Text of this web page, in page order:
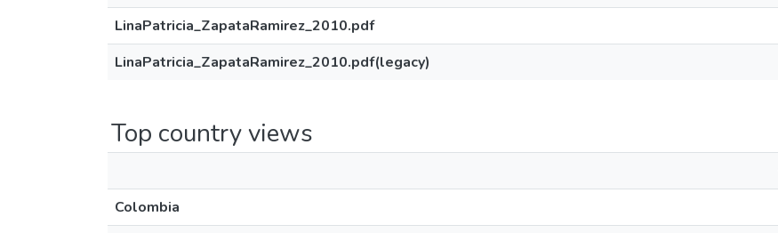
LinaPatricia_ZapataRamirez_2010.pdf
LinaPatricia_ZapataRamirez_2010.pdf(legacy)
Top country views
Colombia